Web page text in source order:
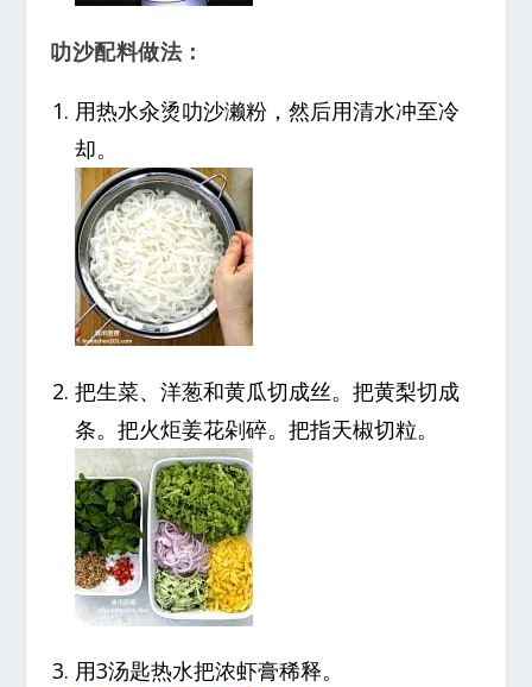
叻沙配料做法：
用热水汆烫叻沙濑粉，然后用清水冲至冷
却。
把生菜、洋葱和黄瓜切成丝。把黄梨切成
条。把火炬姜花剁碎。把指天椒切粒。
用3汤匙热水把浓虾膏稀释。